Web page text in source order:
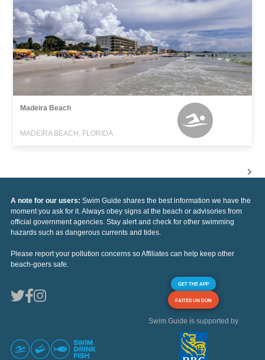
Madeira Beach
MADEIRA BEACH, FLORIDA
A note for our users: Swim Guide shares the best information we have the
moment you ask for it. Always obey signs at the beach or advisories from
official government agencies. Stay alert and check for other swimming
hazards such as dangerous currents and tides.
Please report your pollution concerns so Affiliates can help keep other
beach-goers safe.
GET THE APP
FAITES UN DON
Swim Guide is supported by